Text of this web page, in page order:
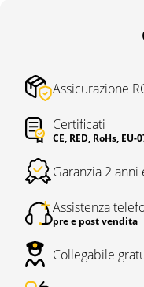
Assicurazione
Certificati
CE, RED, RoHs, EU-
Garanzia 2
Assistenza
pre e post vendita
Collegabile